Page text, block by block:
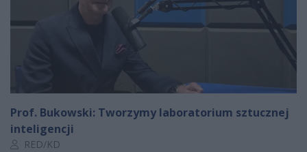
Prof. Bukowski: Tworzymy laboratorium sztucznej
inteligencji
Autor artykułu:
RED/KD